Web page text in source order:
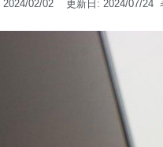
2024/02/02 更新日: 2024/07/24